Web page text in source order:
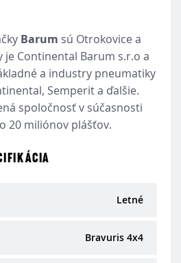
Barum sú Otrokovice a
je Continental Barum s.r.o a
a industry pneumatiky
Semperit a ďalšie.
spoločnosť v súčasnosti
20 miliónov plášťov.
Letné
Bravuris 4x4